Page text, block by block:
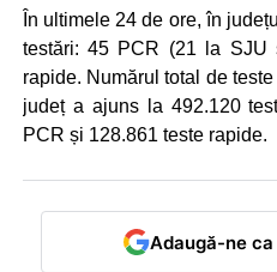
În ultimele 24 de ore, în
testări: 45 PCR (21 la
rapide. Numărul total de
județ a ajuns la 492.120
PCR și 128.861 teste rapide.
Adaugă-ne